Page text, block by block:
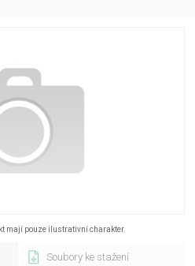
mají pouze ilustrativní charakter.
Soubory ke stažení